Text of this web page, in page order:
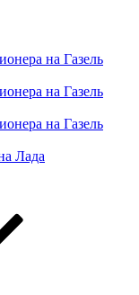
на Газель
на Газель
на Газель
Лада